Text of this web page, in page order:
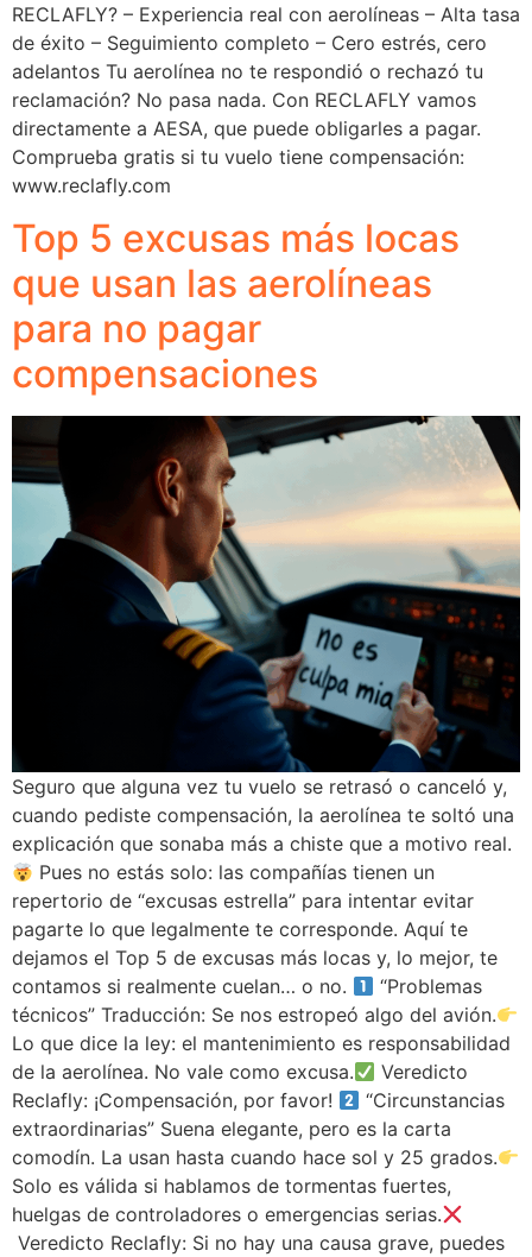
RECLAFLY? – Experiencia real con aerolíneas – Alta tasa
de éxito – Seguimiento completo – Cero estrés, cero
adelantos Tu aerolínea no te respondió o rechazó tu
reclamación? No pasa nada. Con RECLAFLY vamos
directamente a AESA, que puede obligarles a pagar.
Comprueba gratis si tu vuelo tiene compensación:
www.reclafly.com
Top 5 excusas más locas
que usan las aerolíneas
para no pagar
compensaciones
Seguro que alguna vez tu vuelo se retrasó o canceló y,
cuando pediste compensación, la aerolínea te soltó una
explicación que sonaba más a chiste que a motivo real.
Pues no estás solo: las compañías tienen un
repertorio de “excusas estrella” para intentar evitar
pagarte lo que legalmente te corresponde. Aquí te
dejamos el Top 5 de excusas más locas y, lo mejor, te
contamos si realmente cuelan… o no.
“Problemas
técnicos” Traducción: Se nos estropeó algo del avión.
Lo que dice la ley: el mantenimiento es responsabilidad
de la aerolínea. No vale como excusa.
Veredicto
Reclafly: ¡Compensación, por favor!
“Circunstancias
extraordinarias” Suena elegante, pero es la carta
comodín. La usan hasta cuando hace sol y 25 grados.
Solo es válida si hablamos de tormentas fuertes,
huelgas de controladores o emergencias serias.
Veredicto Reclafly: Si no hay una causa grave, puedes